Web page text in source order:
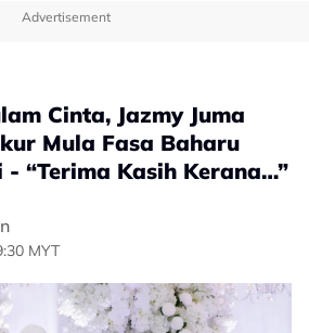
Advertisement
Cinta, Jazmy Juma
Mula Fasa Baharu
- “Terima Kasih Kerana…”
MYT